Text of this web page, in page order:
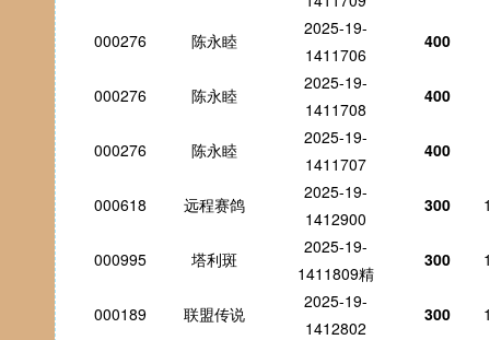
000276 陈永睦
2025-19-
1411706
400
000276 陈永睦
2025-19-
1411708
400
000276 陈永睦
2025-19-
1411707
400
000618 远程赛鸽
2025-19-
1412900
300
000995 塔利斑
2025-19-
1411809精
300
000189 联盟传说
2025-19-
1412802
300